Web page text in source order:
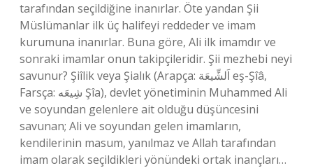
tarafından seçildiğine inanırlar. Öte yandan Şii
Müslümanlar ilk üç halifeyi reddeder ve imam
kurumuna inanırlar. Buna göre, Ali ilk imamdır ve
sonraki imamlar onun takipçileridir. Şii mezhebi neyi
savunur? Şiîlik veya Şialık (Arapça: اَلشِّيعَة eş-Şîâ,
Farsça: شِیعَه Şîa), devlet yönetiminin Muhammed Ali
ve soyundan gelenlere ait olduğu düşüncesini
savunan; Ali ve soyundan gelen imamların,
kendilerinin masum, yanılmaz ve Allah tarafından
imam olarak seçildikleri yönündeki ortak inançları…